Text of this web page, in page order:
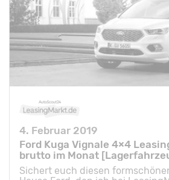
4. Februar 2019
Ford Kuga Vignale 4×4
brutto im Monat
Sichert euch diesen